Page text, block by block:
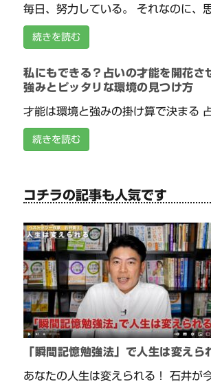
毎日、努力している。 それなのに、
続きを読む
私にもできる？占いの才能を開花さ
強みとピッタリな環境の見つけ方
才能は環境と強みの掛け算で決まる
続きを読む
コチラの記事も人気です
「瞬間記憶勉強法」で人生は変えら
あなたの人生は変えられる！ 石井が